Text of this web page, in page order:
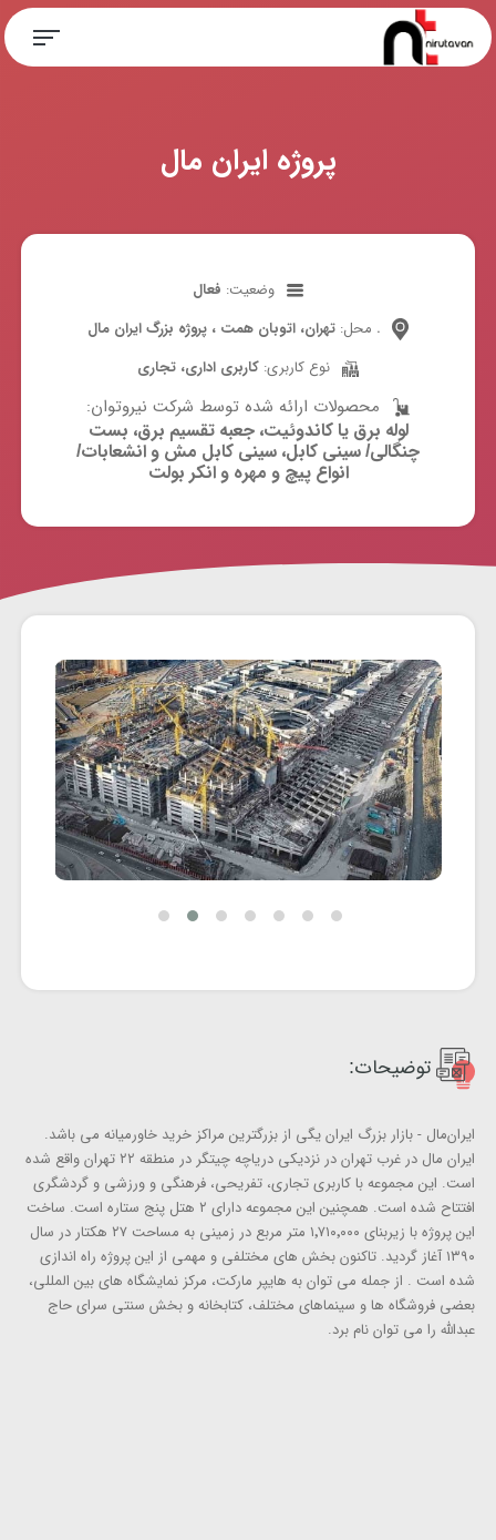
پروژه ایران مال
وضعیت: فعال
محل: تهران، اتوبان همت ، پروژه بزرگ ایران مال .
نوع کاربری: کاربری اداری، تجاری
لوله برق یا کاندوئیت، جعبه تقسیم برق، بست
چنگالی/ سینی کابل، سینی کابل مش و انشعابات/
انواع پیچ و مهره و انکر بولت
توضیحات:
ایران‌مال - بازار بزرگ ایران یگی از بزرگترین مراکز خرید خاورمیانه می باشد.
ایران مال در غرب تهران در نزدیکی دریاچه چیتگر در منطقه ۲۲ تهران واقع شده
‌است. این مجموعه با کاربری تجاری، تفریحی، فرهنگی و ورزشی و گردشگری
افتتاح شده‌ است. همچنین این مجموعه دارای ۲ هتل پنج ستاره است. ساخت
این پروژه با زیربنای ۱٬۷۱۰٬۰۰۰ متر مربع در زمینی به مساحت ۲۷ هکتار در سال
۱۳۹۰ آغاز گردید. تاکنون بخش های مختلفی و مهمی از این پروژه راه اندازی
شده است . از جمله می توان به هایپر مارکت، مرکز نمایشگاه های بین المللی،
بعضی فروشگاه ها و سینماهای مختلف، کتابخانه و بخش سنتی سرای حاج
عبدالله را می توان نام برد.